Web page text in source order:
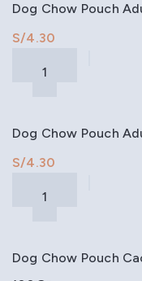
Dog Chow Pouch
S/
Dog Chow Pouch
S/
Dog Chow Pouch